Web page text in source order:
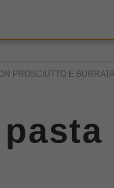
PROSCIUTTO E BURRATA